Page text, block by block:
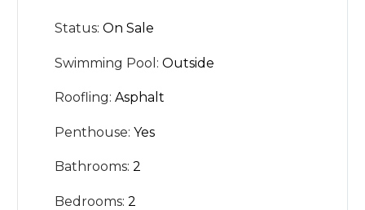
Status: On Sale
Swimming Pool: Outside
Roofling: Asphalt
Penthouse: Yes
Bathrooms: 2
Bedrooms: 2